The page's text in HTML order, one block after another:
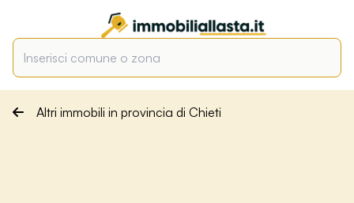
Altri immobili in provincia di Chieti